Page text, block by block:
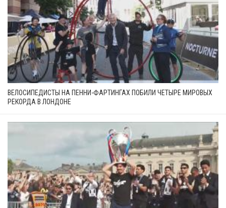
ВЕЛОСИПЕДИСТЫ НА ПЕННИ-ФАРТИНГАХ ПОБИЛИ ЧЕТЫРЕ МИРОВЫХ
РЕКОРДА В ЛОНДОНЕ